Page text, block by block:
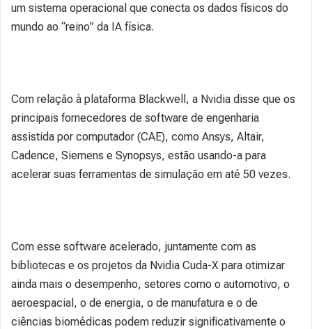
um sistema operacional que conecta os dados físicos do
mundo ao “reino” da IA física.
Com relação à plataforma Blackwell, a Nvidia disse que os
principais fornecedores de software de engenharia
assistida por computador (CAE), como Ansys, Altair,
Cadence, Siemens e Synopsys, estão usando-a para
acelerar suas ferramentas de simulação em até 50 vezes.
Com esse software acelerado, juntamente com as
bibliotecas e os projetos da Nvidia Cuda-X para otimizar
ainda mais o desempenho, setores como o automotivo, o
aeroespacial, o de energia, o de manufatura e o de
ciências biomédicas podem reduzir significativamente o